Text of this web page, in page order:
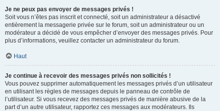
Je ne peux pas envoyer de messages privés !
Soit vous n’êtes pas inscrit et connecté, soit un administrateur a désactivé
entièrement la messagerie privée sur le forum, soit un administrateur ou un
modérateur a décidé de vous empêcher d’envoyer des messages privés. Pour
plus d’informations, veuillez contacter un administrateur du forum.
Haut
Je continue à recevoir des messages privés non sollicités !
Vous pouvez supprimer automatiquement les messages privés d’un utilisateur
en utilisant les règles de messages depuis le panneau de contrôle de
l’utilisateur. Si vous recevez des messages privés de manière abusive de la
part d’un autre utilisateur, rapportez ces messages aux modérateurs. Ils